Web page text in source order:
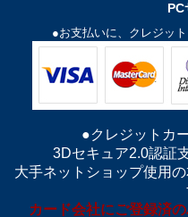
PC
●お支払いに、クレジッ
●クレジットカ
3Dセキュア2.0認証
大手ネットショップ使用
カード会社にご登録済